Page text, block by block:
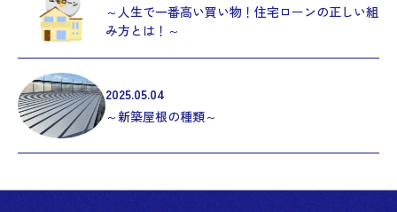
～人生で一番高い買い物！住宅ローンの正しい組
み方とは！～
2025.05.04
～新築屋根の種類～